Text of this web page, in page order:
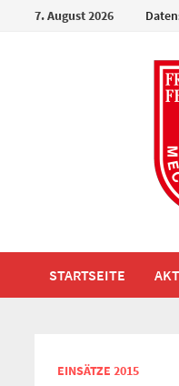
7. August 2026
STARTSEITE
EINSÄTZE 2015